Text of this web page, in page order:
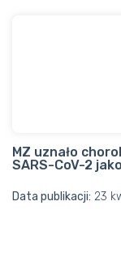
MZ uznało
SARS-CoV-2
Data publikacji: 23